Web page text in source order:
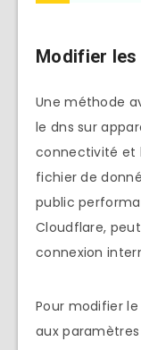
Modifier les
Une méthode
le dns sur
connectivité et
fichier de
public
Cloudflare,
connexion
Pour modifier
aux